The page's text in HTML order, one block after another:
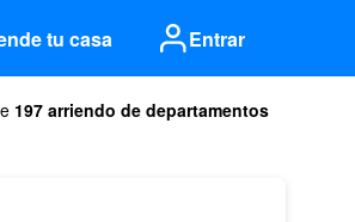
tu casa Entrar
197 arriendo de departamentos